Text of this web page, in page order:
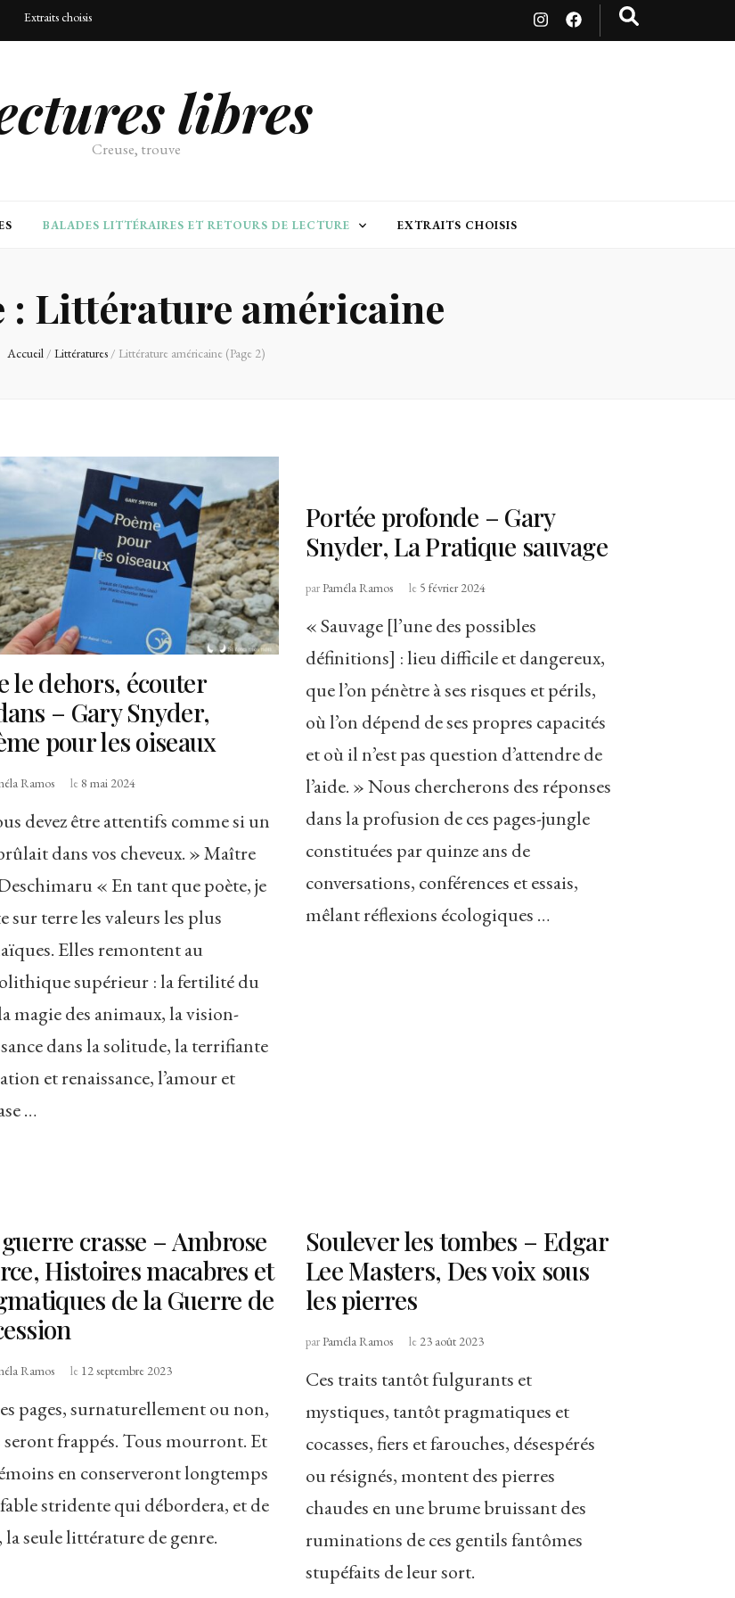
Extraits choisis
libres
Creuse, trouve
BALADES LITTÉRAIRES ET RETOURS DE LECTURE EXTRAITS CHOISIS
: Littérature américaine
Accueil / Littératures / Littérature américaine (Page 2)
le dehors, écouter
– Gary Snyder,
pour les oiseaux
Ramos le 8 mai 2024
devez être attentifs comme si un
dans vos cheveux. » Maître
« En tant que poète, je
sur terre les valeurs les plus
Elles remontent au
supérieur : la fertilité du
magie des animaux, la vision-
dans la solitude, la terrifiante
et renaissance, l’amour et
…
Portée profonde – Gary
Snyder, La Pratique sauvage
parPaméla Ramos le 5 février 2024
« Sauvage [l’une des possibles
définitions] : lieu difficile et dangereux,
que l’on pénètre à ses risques et périls,
où l’on dépend de ses propres capacités
et où il n’est pas question d’attendre de
l’aide. » Nous chercherons des réponses
dans la profusion de ces pages-jungle
constituées par quinze ans de
conversations, conférences et essais,
mêlant réflexions écologiques …
crasse – Ambrose
Histoires macabres et
de la Guerre de
Ramos le 12 septembre 2023
pages, surnaturellement ou non,
seront frappés. Tous mourront. Et
en conserveront longtemps
stridente qui débordera, et de
seule littérature de genre.
Soulever les tombes – Edgar
Lee Masters, Des voix sous
les pierres
parPaméla Ramos le 23 août 2023
Ces traits tantôt fulgurants et
mystiques, tantôt pragmatiques et
cocasses, fiers et farouches, désespérés
ou résignés, montent des pierres
chaudes en une brume bruissant des
ruminations de ces gentils fantômes
stupéfaits de leur sort.